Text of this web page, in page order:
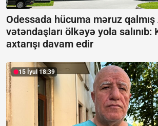
Odessada hücuma məruz
vətəndaşları ölkəyə yola salınıb:
axtarışı davam edir
15 İyul 18:39